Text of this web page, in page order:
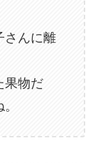
さんに離
果物だ